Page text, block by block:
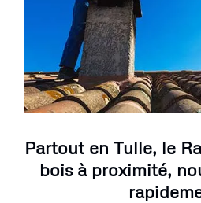
Partout en Tulle, le
bois à proximité,